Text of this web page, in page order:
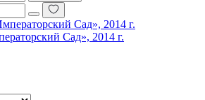
Сад», 2014 г.